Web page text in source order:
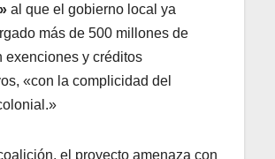
al que el gobierno local ya
más de 500 millones de
exenciones y créditos
«con la complicidad del
el proyecto amenaza con